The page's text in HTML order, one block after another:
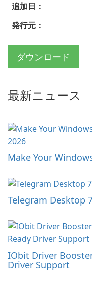
追加日：
発行元：
ダウンロード
最新ニュース
Make Your
Telegram Desktop
IObit Driver
Driver Support